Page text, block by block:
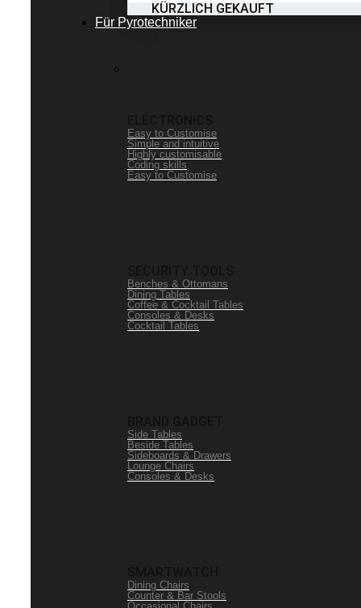
KÜRZLICH GEKAUFT
Für Pyrotechniker
Easy to Customise
Simple and intuitive
Highly customisable
Coding skills
Easy to Customise
Benches & Ottomans
Dining Tables
Coffee & Cocktail Tables
Consoles & Desks
Cocktail Tables
Side Tables
Beside Tables
Sideboards & Drawers
Lounge Chairs
Consoles & Desks
Dining Chairs
Counter & Bar Stools